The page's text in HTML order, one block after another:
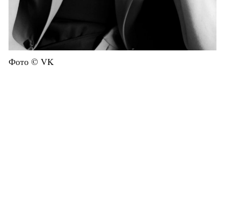
Фото © VK